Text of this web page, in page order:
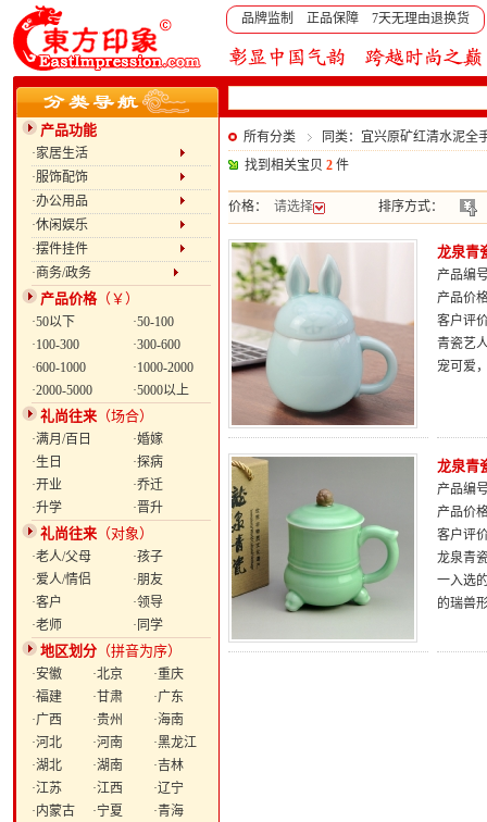
品牌监制 正品保障 7天无理由退换货
产品功能
·家居生活
·服饰配饰
·办公用品
·休闲娱乐
·摆件挂件
·商务/政务
产品价格（￥）
·50以下
·50-100
·100-300
·300-600
·600-1000
·1000-2000
·2000-5000
·5000以上
礼尚往来 （场合）
·满月/百日
·婚嫁
·生日
·探病
·开业
·乔迁
·升学
·晋升
礼尚往来 （对象）
·老人/父母
·孩子
·爱人/情侣
·朋友
·客户
·领导
·老师
·同学
地区划分 （拼音为序）
·安徽 ·北京
·重庆
·福建
·甘肃
·广东
·广西
·贵州
·海南
·河北
·河南
·黑龙江
·湖北
·湖南
·吉林
·江苏
·江西
·辽宁
·内蒙古
·宁夏
·青海
所有分类
同类：宜兴原矿红清水泥全
找到相关宝贝 2 件
价格： 请选择 排序方式：
龙泉青
产品编
产品价
客户评
青瓷艺
宠可爱
龙泉青
产品编
产品价
客户评
龙泉青
一入选
的瑞兽